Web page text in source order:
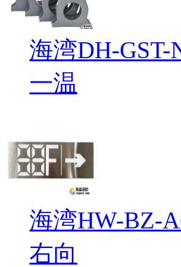
海湾DH-
一温
海湾HW-BZ-
右向